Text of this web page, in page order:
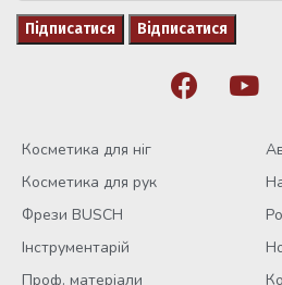
Косметика для ніг
Косметика для рук
Фрези BUSCH
Інструментарій
Проф. матеріали